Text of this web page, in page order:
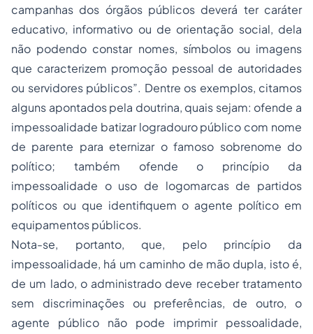
campanhas dos órgãos públicos deverá ter caráter
educativo, informativo ou de orientação social, dela
não podendo constar nomes, símbolos ou imagens
que caracterizem promoção pessoal de autoridades
ou servidores públicos”. Dentre os exemplos, citamos
alguns apontados pela doutrina, quais sejam: ofende a
impessoalidade batizar logradouro público com nome
de parente para eternizar o famoso sobrenome do
político; também ofende o princípio da
impessoalidade o uso de logomarcas de partidos
políticos ou que identifiquem o agente político em
equipamentos públicos.
Nota-se, portanto, que, pelo princípio da
impessoalidade, há um caminho de mão dupla, isto é,
de um lado, o administrado deve receber tratamento
sem discriminações ou preferências, de outro, o
agente público não pode imprimir pessoalidade,